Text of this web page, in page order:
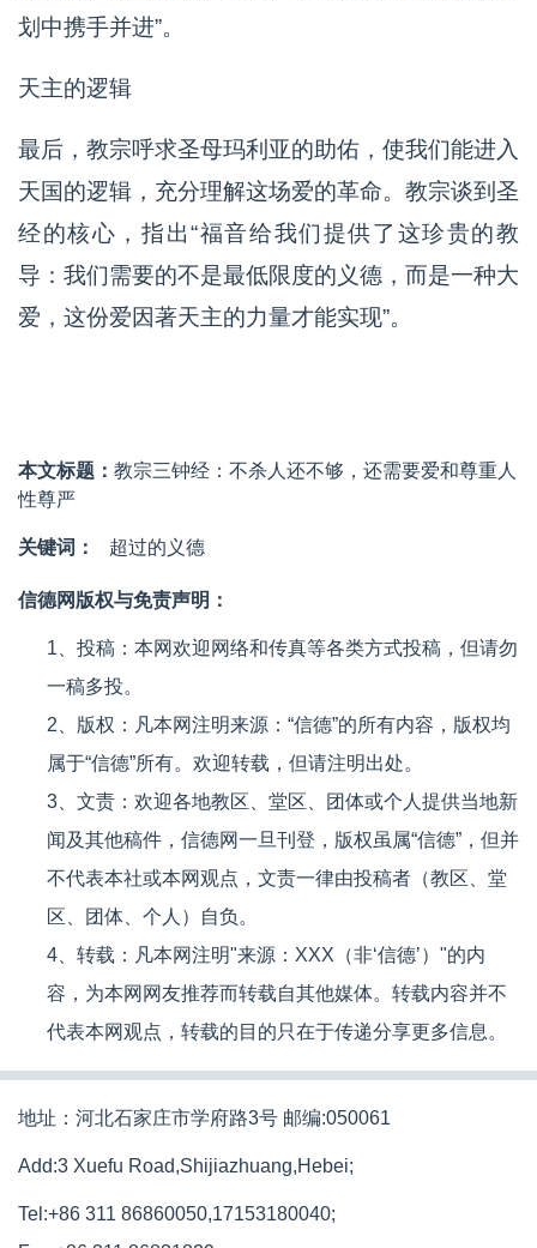
划中携手并进”。
天主的逻辑
最后，教宗呼求圣母玛利亚的助佑，使我们能进入
天国的逻辑，充分理解这场爱的革命。教宗谈到圣
经的核心，指出“福音给我们提供了这珍贵的教
导：我们需要的不是最低限度的义德，而是一种大
爱，这份爱因著天主的力量才能实现”。
本文标题： 教宗三钟经：不杀人还不够，还需要爱和尊重人
性尊严
关键词： 超过的义德
信德网版权与免责声明：
1、投稿：本网欢迎网络和传真等各类方式投稿，但请勿
一稿多投。
2、版权：凡本网注明来源：“信德”的所有内容，版权均
属于“信德”所有。欢迎转载，但请注明出处。
3、文责：欢迎各地教区、堂区、团体或个人提供当地新
闻及其他稿件，信德网一旦刊登，版权虽属“信德”，但并
不代表本社或本网观点，文责一律由投稿者（教区、堂
区、团体、个人）自负。
4、转载：凡本网注明"来源：XXX（非‘信德’）"的内
容，为本网网友推荐而转载自其他媒体。转载内容并不
代表本网观点，转载的目的只在于传递分享更多信息。
地址：河北石家庄市学府路3号 邮编:050061
Add:3 Xuefu Road,Shijiazhuang,Hebei;
Tel:+86 311 86860050,17153180040;